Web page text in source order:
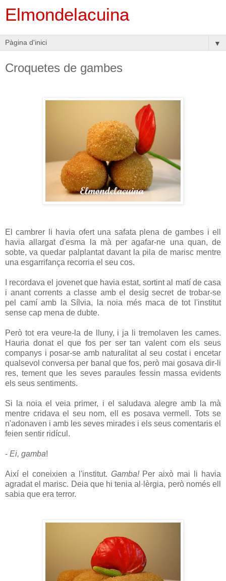
Elmondelacuina
▼
Croquetes de gambes
El cambrer li havia ofert una safata plena de gambes i ell
havia allargat d'esma la mà per agafar-ne una quan, de
sobte, va quedar palplantat davant la pila de marisc mentre
una esgarrifança recorria el seu cos.
I recordava el jovenet que havia estat, sortint al matí de casa
i anant corrents a classe amb el desig secret de trobar-se
pel camí amb la Sílvia, la noia més maca de tot l'institut
sense cap mena de dubte.
Però tot era veure-la de lluny, i ja li tremolaven les cames.
Hauria donat el que fos per ser tan valent com els seus
companys i posar-se amb naturalitat al seu costat i encetar
qualsevol conversa per banal que fos, però mai gosava dir-li
res, tement que les seves paraules fessin massa evidents
els seus sentiments.
Si la noia el veia primer, i el saludava alegre amb la mà
mentre cridava el seu nom, ell es posava vermell. Tots se
n'adonaven i amb les seves mirades i els seus comentaris el
feien sentir ridícul.
- Ei, gamba!
Així el coneixien a l'institut. Gamba!Per això mai li havia
agradat el marisc. Deia que hi tenia al·lèrgia, però només ell
sabia que era terror.